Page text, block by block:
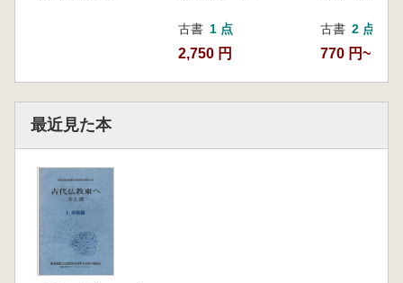
古書 1 点
2,750 円
古書 2 点
770 円~
最近見た本